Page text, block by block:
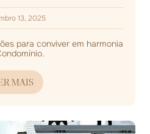
13, 2025
para conviver em harmonia
MAIS